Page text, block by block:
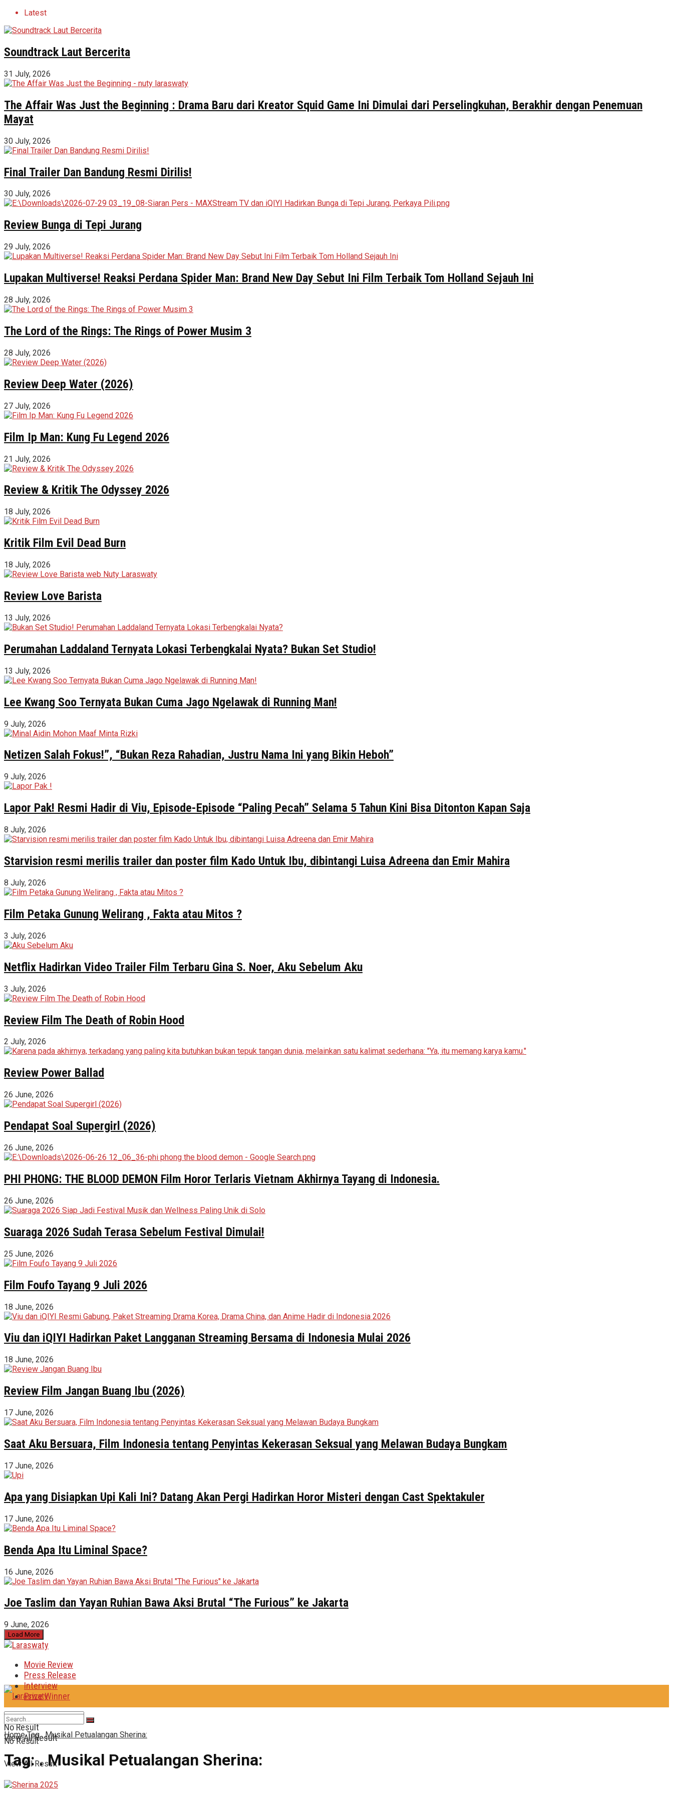
Latest
Soundtrack Laut Bercerita
31 July, 2026
The Affair Was Just the Beginning : Drama Baru dari Kreator Squid Game Ini Dimulai dari Perselingkuhan, Berakhir dengan Penemuan
Mayat
30 July, 2026
Final Trailer Dan Bandung Resmi Dirilis!
30 July, 2026
Review Bunga di Tepi Jurang
29 July, 2026
Lupakan Multiverse! Reaksi Perdana Spider Man: Brand New Day Sebut Ini Film Terbaik Tom Holland Sejauh Ini
28 July, 2026
The Lord of the Rings: The Rings of Power Musim 3
28 July, 2026
Review Deep Water (2026)
27 July, 2026
Film Ip Man: Kung Fu Legend 2026
21 July, 2026
Review & Kritik The Odyssey 2026
18 July, 2026
Kritik Film Evil Dead Burn
18 July, 2026
Review Love Barista
13 July, 2026
Perumahan Laddaland Ternyata Lokasi Terbengkalai Nyata? Bukan Set Studio!
13 July, 2026
Lee Kwang Soo Ternyata Bukan Cuma Jago Ngelawak di Running Man!
9 July, 2026
Netizen Salah Fokus!”, “Bukan Reza Rahadian, Justru Nama Ini yang Bikin Heboh”
9 July, 2026
Lapor Pak! Resmi Hadir di Viu, Episode-Episode “Paling Pecah” Selama 5 Tahun Kini Bisa Ditonton Kapan Saja
8 July, 2026
Starvision resmi merilis trailer dan poster film Kado Untuk Ibu, dibintangi Luisa Adreena dan Emir Mahira
8 July, 2026
Film Petaka Gunung Welirang , Fakta atau Mitos ?
3 July, 2026
Netflix Hadirkan Video Trailer Film Terbaru Gina S. Noer, Aku Sebelum Aku
3 July, 2026
Review Film The Death of Robin Hood
2 July, 2026
Review Power Ballad
26 June, 2026
Pendapat Soal Supergirl (2026)
26 June, 2026
PHI PHONG: THE BLOOD DEMON Film Horor Terlaris Vietnam Akhirnya Tayang di Indonesia.
26 June, 2026
Suaraga 2026 Sudah Terasa Sebelum Festival Dimulai!
25 June, 2026
Film Foufo Tayang 9 Juli 2026
18 June, 2026
Viu dan iQIYI Hadirkan Paket Langganan Streaming Bersama di Indonesia Mulai 2026
18 June, 2026
Review Film Jangan Buang Ibu (2026)
17 June, 2026
Saat Aku Bersuara, Film Indonesia tentang Penyintas Kekerasan Seksual yang Melawan Budaya Bungkam
17 June, 2026
Apa yang Disiapkan Upi Kali Ini? Datang Akan Pergi Hadirkan Horor Misteri dengan Cast Spektakuler
17 June, 2026
Benda Apa Itu Liminal Space?
16 June, 2026
Joe Taslim dan Yayan Ruhian Bawa Aksi Brutal “The Furious” ke Jakarta
9 June, 2026
Load More
Movie Review
Press Release
Interview
Prize Winner
No Result
View All Result
No Result
View All Result
Home Tag . Musikal Petualangan Sherina:
Tag:. Musikal Petualangan Sherina: